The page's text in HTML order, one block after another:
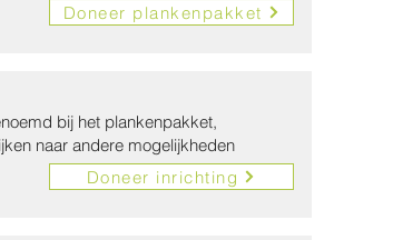
Doneer plankenpakket
bij het plankenpakket,
naar andere mogelijkheden
Doneer inrichting